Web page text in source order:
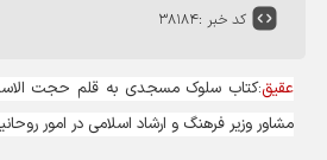
کد خبر :۳۸۱۸۴
عقیق:کتاب سلوک مسجدی به قلم حجت
مشاور وزیر فرهنگ و ارشاد اسلامی در امور